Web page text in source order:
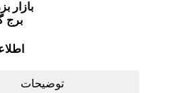
بازار
برج
توضیحات